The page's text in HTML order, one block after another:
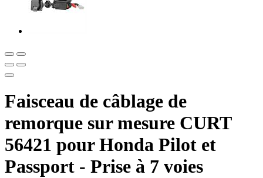
Faisceau de câblage de
remorque sur mesure CURT
56421 pour Honda Pilot et
Passport - Prise à 7 voies